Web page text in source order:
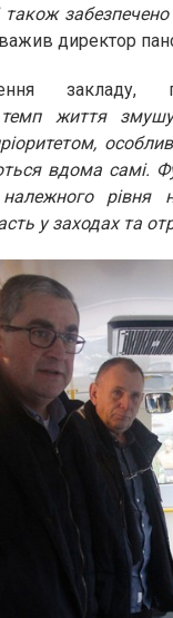
також
директор
темп життя
вдома самі.
у заходах та